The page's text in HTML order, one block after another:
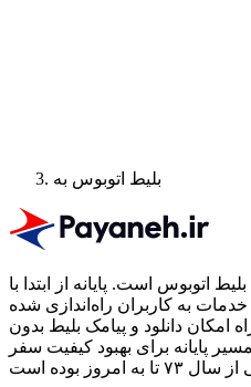
بلیط اتوبوس به
بلیط اتوبوس است. پایانه از ابتدا با
به کاربران راه‌اندازی شده
امکان دانلود و پیامک بلیط بدون
پایانه برای بهبود کیفیت سفر